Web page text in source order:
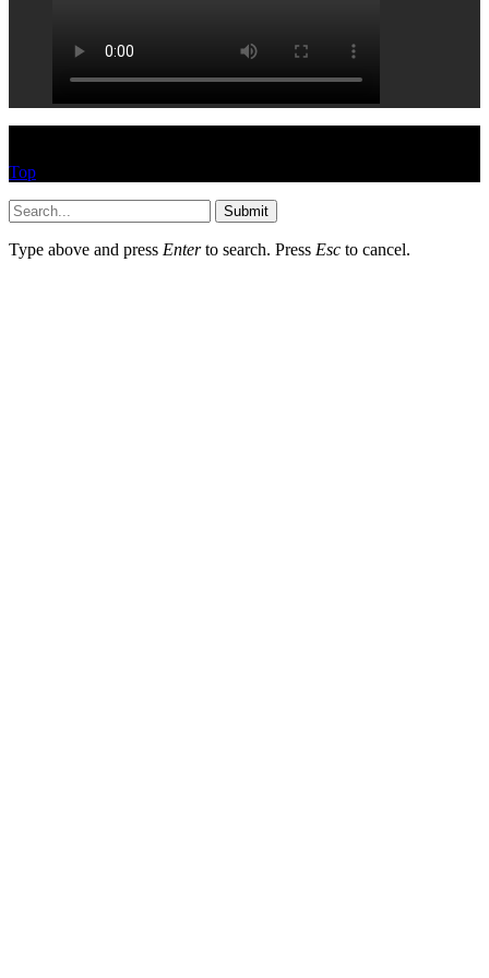
Top
Submit
Type above and press Enterto search. Press Esc to cancel.